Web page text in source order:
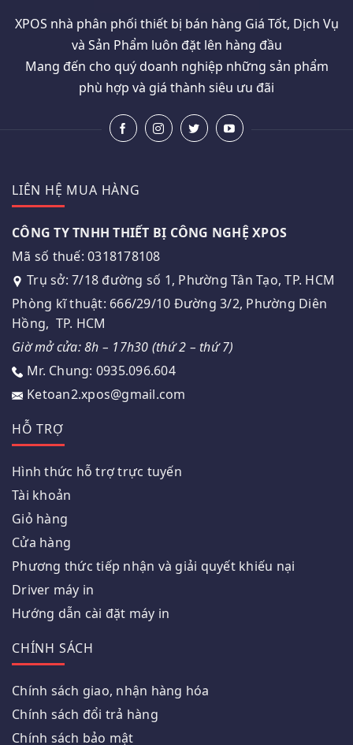
XPOS nhà phân phối thiết bị bán hàng Giá Tốt, Dịch Vụ
và Sản Phẩm luôn đặt lên hàng đầu
Mang đến cho quý doanh nghiệp những sản phẩm
phù hợp và giá thành siêu ưu đãi
LIÊN HỆ MUA HÀNG
CÔNG TY TNHH THIẾT BỊ CÔNG NGHỆ XPOS
Mã số thuế: 0318178108
Trụ sở: 7/18 đường số 1, Phường Tân Tạo, TP. HCM
Phòng kĩ thuật: 666/29/10 Đường 3/2, Phường Diên
Hồng, TP. HCM
Giờ mở cửa: 8h – 17h30 (thứ 2 – thứ 7)
Mr. Chung: 0935.096.604
Ketoan2.xpos@gmail.com
HỖ TRỢ
Hình thức hỗ trợ trực tuyến
Tài khoản
Giỏ hàng
Cửa hàng
Phương thức tiếp nhận và giải quyết khiếu nại
Driver máy in
Hướng dẫn cài đặt máy in
CHÍNH SÁCH
Chính sách giao, nhận hàng hóa
Chính sách đổi trả hàng
Chính sách bảo mật